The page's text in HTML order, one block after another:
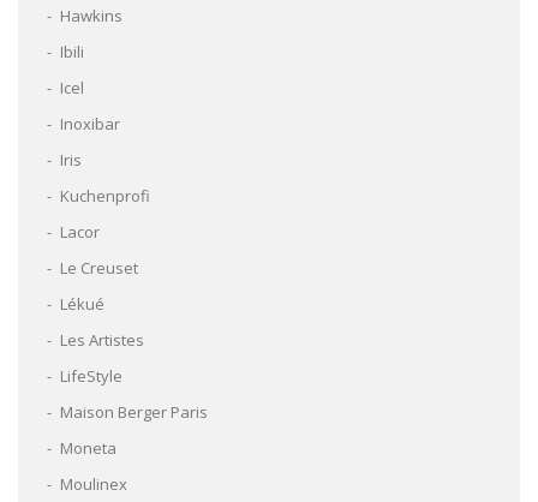
Hawkins
Ibili
Icel
Inoxibar
Iris
Kuchenprofi
Lacor
Le Creuset
Lékué
Les Artistes
LifeStyle
Maison Berger Paris
Moneta
Moulinex